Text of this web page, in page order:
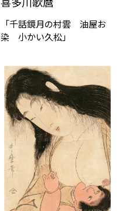
「千話鏡月の村雲 油屋お
染 小かい久松」